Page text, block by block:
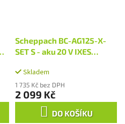
Scheppach BC-AG125-X-
SET S - aku 20 V IXES
baterie + nabíječka 2,4 A
Skladem
1 735 Kč bez DPH
2 099 Kč
DO KOŠÍKU